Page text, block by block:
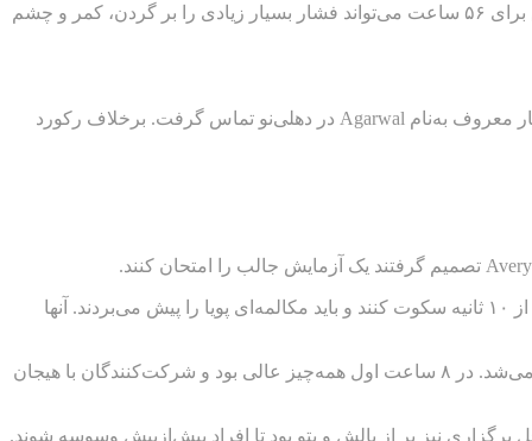
به گزارش گجت‌نیوز، دو تیم دو نفره توانستند ۵۶ ساعت و ۴ دقیقه به مکالمه بپردازند و گینس نیز نام آنها را ثبت کرد. طبیعتا استفاده از تلفن برای ۵۶ ساعت می‌تواند فشار بسیار زیادی را بر گردن، کمر و چشم
آیا حاضر هستید ۵۱ ساعت را پشت تلفن بگذرانید؟ این کاری است که Sunil Prabhakar انجام داد. در ۱۸ سپتامبر ۲۰۰۹ او با یک دکتر قلب بسیار معروف به‌نام Agarwal در دهلی‌نو تماس گرفت. برخلاف رکورد
در طول آزمایش یک اثر هنری در حال تکمیل بود و طرفین بیشتر در رابطه با آن صحبت می‌کردند. هیچکدام از طرفین حق نداشتند برای بیش از ۱۰ ثانیه سکوت کنند و باید مکالمه‌ای پویا را پیش می‌بردند. آنها
در نتیجه یکی از طولانی ترین مکالمه های تلفنی تاریخ افراد به‌کلی از خواب محروم شده بودند و فقط گاهی به آنها استراحت ۵ دقیقه‌ای داده می‌شد. در ۸ ساعت اول همه‌چیز عالی بود و شرکت‌کنندگان با هیجان
نیز پر از بالش و پتو بود تا افراد بیش‌ازپیش وسوسه شوند.